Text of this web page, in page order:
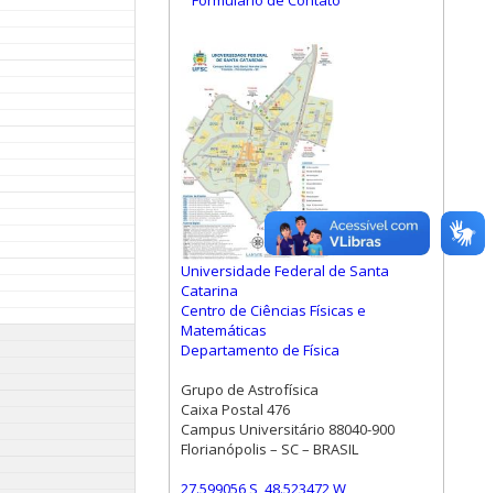
Universidade Federal de Santa
Catarina
Centro de Ciências Físicas e
Matemáticas
Departamento de Física
Grupo de Astrofísica
Caixa Postal 476
Campus Universitário 88040-900
Florianópolis – SC – BRASIL
27.599056 S, 48.523472 W